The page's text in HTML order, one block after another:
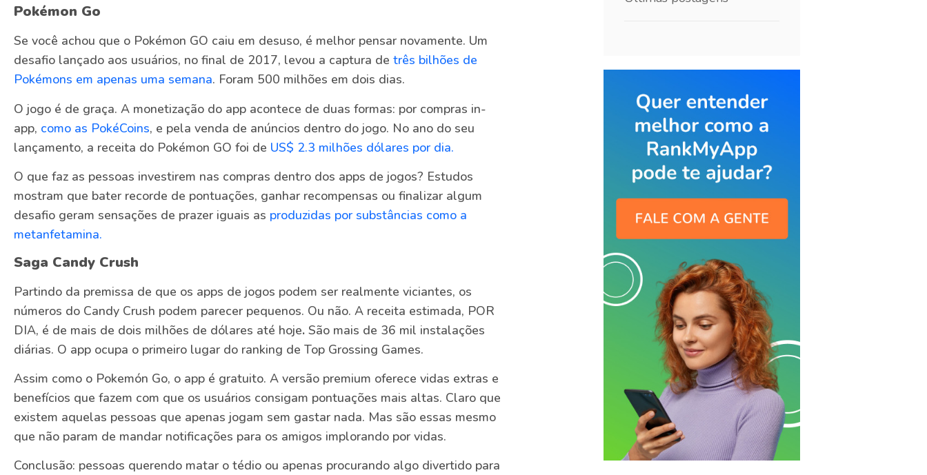
Pokémon Go
Se você achou que o Pokémon GO caiu em desuso, é melhor pensar novamente. Um
desafio lançado aos usuários, no final de 2017, levou a captura de três bilhões de
Pokémons em apenas uma semana. Foram 500 milhões em dois dias.
O jogo é de graça. A monetização do app acontece de duas formas: por compras in-
app, como as PokéCoins, e pela venda de anúncios dentro do jogo. No ano do seu
lançamento, a receita do Pokémon GO foi de US$ 2.3 milhões dólares por dia.
O que faz as pessoas investirem nas compras dentro dos apps de jogos? Estudos
mostram que bater recorde de pontuações, ganhar recompensas ou finalizar algum
desafio geram sensações de prazer iguais as produzidas por substâncias como a
metanfetamina.
Saga Candy Crush
Partindo da premissa de que os apps de jogos podem ser realmente viciantes, os
números do Candy Crush podem parecer pequenos. Ou não. A receita estimada, POR
DIA, é de mais de dois milhões de dólares até hoje. São mais de 36 mil instalações
diárias. O app ocupa o primeiro lugar do ranking de Top Grossing Games.
Assim como o Pokemón Go, o app é gratuito. A versão premium oferece vidas extras e
benefícios que fazem com que os usuários consigam pontuações mais altas. Claro que
existem aquelas pessoas que apenas jogam sem gastar nada. Mas são essas mesmo
que não param de mandar notificações para os amigos implorando por vidas.
Conclusão: pessoas querendo matar o tédio ou apenas procurando algo divertido para